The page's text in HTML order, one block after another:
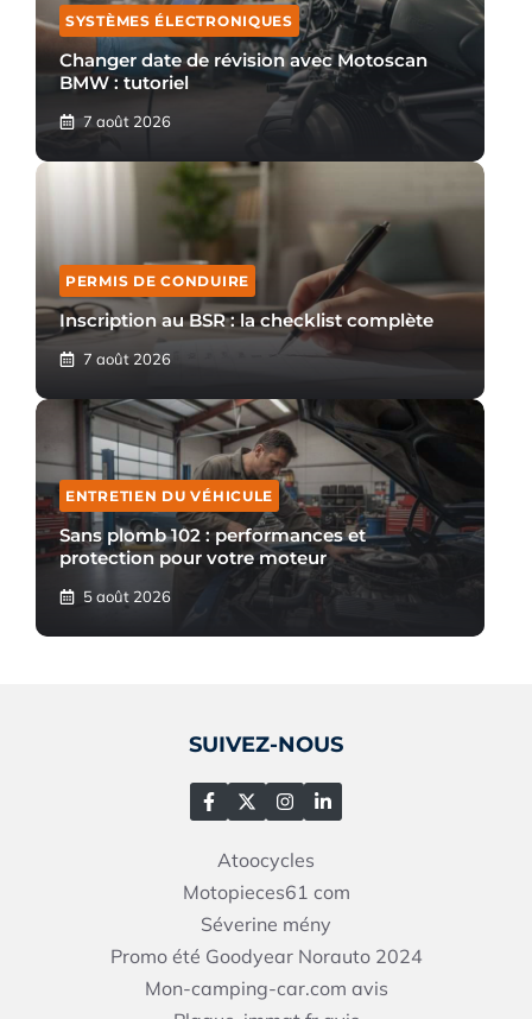
SYSTÈMES ÉLECTRONIQUES
Changer date de révision avec Motoscan
BMW : tutoriel
7 août 2026
PERMIS DE CONDUIRE
Inscription au BSR : la checklist complète
7 août 2026
ENTRETIEN DU VÉHICULE
Sans plomb 102 : performances et
protection pour votre moteur
5 août 2026
SUIVEZ-NOUS
Atoocycles
Motopieces61 com
Séverine mény
Promo été Goodyear Norauto 2024
Mon-camping-car.com avis